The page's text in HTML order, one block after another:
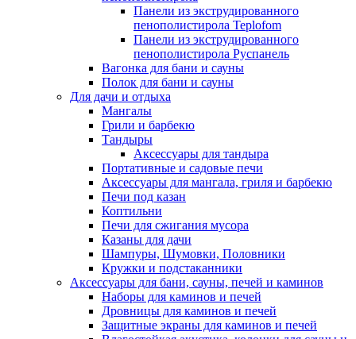
Панели из экструдированного
пенополистирола Teplofom
Панели из экструдированного
пенополистирола Руспанель
Вагонка для бани и сауны
Полок для бани и сауны
Для дачи и отдыха
Мангалы
Грили и барбекю
Тандыры
Аксессуары для тандыра
Портативные и садовые печи
Аксессуары для мангала, гриля и барбекю
Печи под казан
Коптильни
Печи для сжигания мусора
Казаны для дачи
Шампуры, Шумовки, Половники
Кружки и подстаканники
Аксессуары для бани, сауны, печей и каминов
Наборы для каминов и печей
Дровницы для каминов и печей
Защитные экраны для каминов и печей